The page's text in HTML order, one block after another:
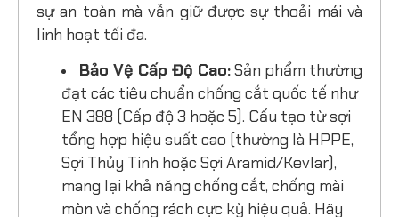
sự an toàn mà vẫn giữ được sự thoải mái và
linh hoạt tối đa.
Bảo Vệ Cấp Độ Cao:Sản phẩm thường
đạt các tiêu chuẩn chống cắt quốc tế như
EN 388 (Cấp độ 3 hoặc 5). Cấu tạo từ sợi
tổng hợp hiệu suất cao (thường là HPPE,
Sợi Thủy Tinh hoặc Sợi Aramid/Kevlar),
mang lại khả năng chống cắt, chống mài
mòn và chống rách cực kỳ hiệu quả. Hãy